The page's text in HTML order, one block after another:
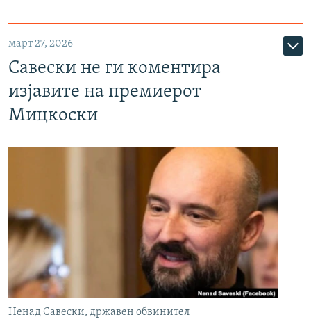
март 27, 2026
Савески не ги коментира
изјавите на премиерот
Мицкоски
Ненад Савески, државен обвинител